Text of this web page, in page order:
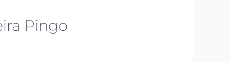
Pingo